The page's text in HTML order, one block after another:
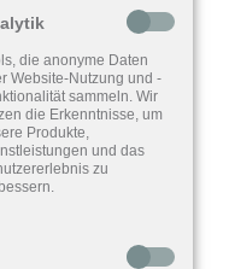
die anonyme Daten
Website-Nutzung und -
sammeln. Wir
die Erkenntnisse, um
Produkte,
und das
zu